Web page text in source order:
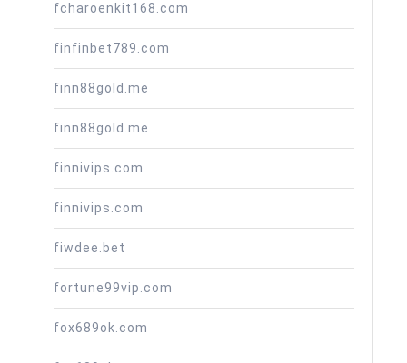
fcharoenkit168.com
finfinbet789.com
finn88gold.me
finn88gold.me
finnivips.com
finnivips.com
fiwdee.bet
fortune99vip.com
fox689ok.com